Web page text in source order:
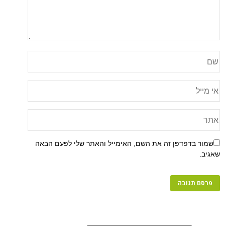
שמור בדפדפן זה את השם, האימייל והאתר שלי לפעם הבאה
שאגיב.